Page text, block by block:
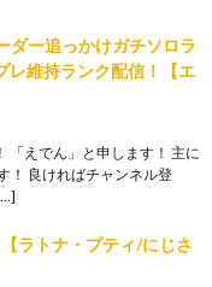
ダー追っかけガチソロラ
維持ランク配信！【エ
「えでん」と申します！ 主に
！ 良ければチャンネル登
ラトナ・プティ/にじさ